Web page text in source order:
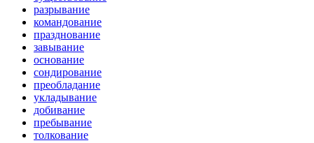
разрывание
командование
празднование
завывание
основание
сондирование
преобладание
укладывание
добивание
пребывание
толкование